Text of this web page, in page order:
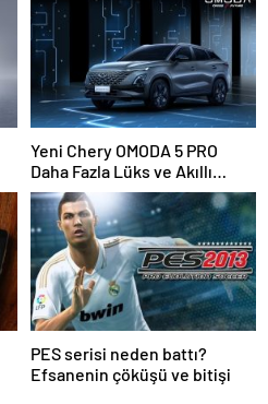
Yeni Chery OMODA 5 PRO
Daha Fazla Lüks ve Akıllı
Teknoloji ile Geldi!
PES serisi neden battı?
Efsanenin çöküşü ve bitişi